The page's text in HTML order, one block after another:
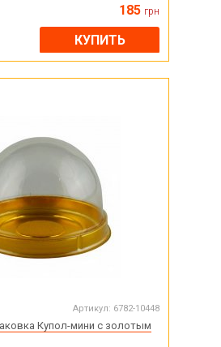
185 грн
КУПИТЬ
Артикул: 6782-10448
Купол-мини с золотым